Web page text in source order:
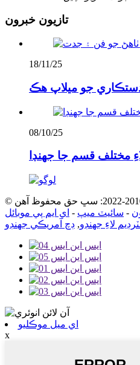
تازيون خبرون
18/11/25
08/10/25
- سائيٽ ميپ - اي ايم پي موبائل
لاءِ جهنڊو, ڊچ آمريڪي جهنڊو
اي ميل موڪليو
x